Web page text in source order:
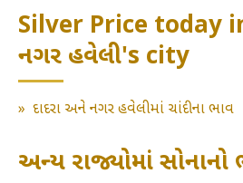
Silver Price today
નગર હવેલી's city
» દાદરા અને નગર હવેલીમાં ચાંદીના ભાવ
અન્ય રાજ્યોમાં સોનાનો